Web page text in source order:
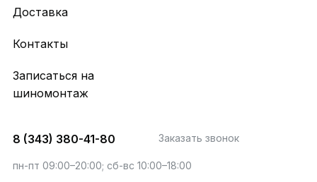
Доставка
Контакты
Записаться на
шиномонтаж
8 (343) 380-41-80 Заказать звонок
пн-пт 09:00–20:00; сб-вс 10:00–18:00